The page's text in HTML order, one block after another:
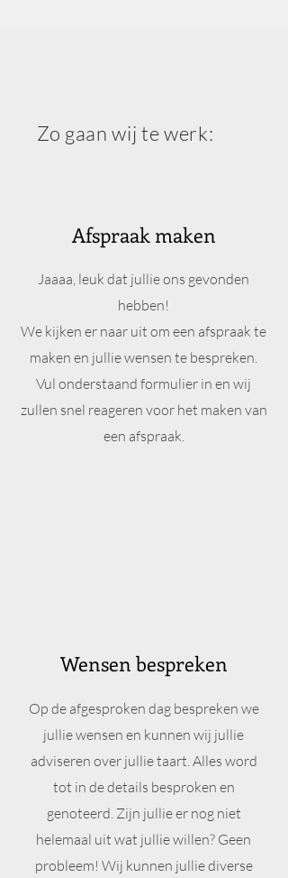
Afspraak maken
Jaaaa, leuk dat jullie ons gevonden
hebben!
We kijken er naar uit om een afspraak te
maken en jullie wensen te bespreken.
Vul onderstaand formulier in en wij
zullen snel reageren voor het maken van
een afspraak.
Wensen bespreken
Op de afgesproken dag bespreken we
jullie wensen en kunnen wij jullie
adviseren over jullie taart. Alles word
tot in de details besproken en
genoteerd. Zijn jullie er nog niet
helemaal uit wat jullie willen? Geen
probleem! Wij kunnen jullie diverse
Zo gaan wij te werk: